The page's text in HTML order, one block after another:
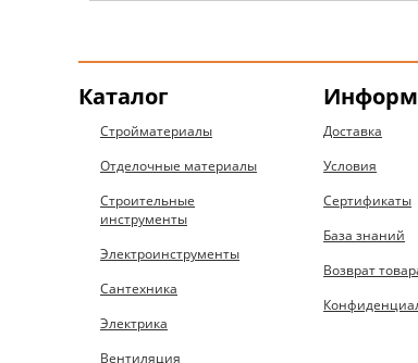
Каталог
Стройматериалы
Отделочные материалы
Строительные
инструменты
Электроинструменты
Сантехника
Электрика
Вентиляция
Доставка
Условия
Сертификаты
База знаний
Возврат